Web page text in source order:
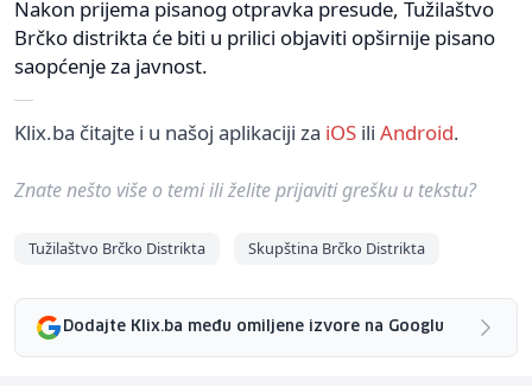
Nakon prijema pisanog otpravka presude, Tužilaštvo
Brčko distrikta će biti u prilici objaviti opširnije pisano
saopćenje za javnost.
Klix.ba čitajte i u našoj aplikaciji za iOS ili Android.
Znate nešto više o temi ili želite prijaviti grešku u tekstu?
Tužilaštvo Brčko Distrikta Skupština Brčko Distrikta
Dodajte Klix.ba među omiljene izvore na Googlu